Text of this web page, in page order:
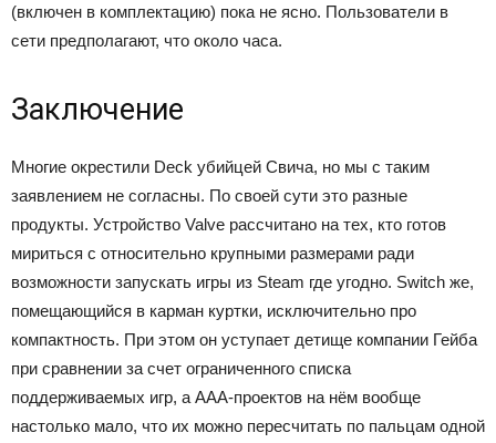
(включен в комплектацию) пока не ясно. Пользователи в
сети предполагают, что около часа.
Заключение
Многие окрестили Deck убийцей Свича, но мы с таким
заявлением не согласны. По своей сути это разные
продукты. Устройство Valve рассчитано на тех, кто готов
мириться с относительно крупными размерами ради
возможности запускать игры из Steam где угодно. Switch же,
помещающийся в карман куртки, исключительно про
компактность. При этом он уступает детище компании Гейба
при сравнении за счет ограниченного списка
поддерживаемых игр, а ААА-проектов на нём вообще
настолько мало, что их можно пересчитать по пальцам одной